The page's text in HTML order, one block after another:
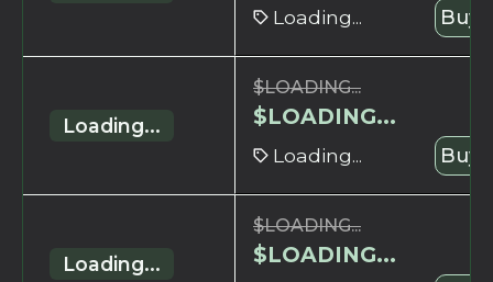
Loading... Buy
Loading...
$LOADING...
$LOADING...
Loading... Buy
Loading...
$LOADING...
$LOADING...